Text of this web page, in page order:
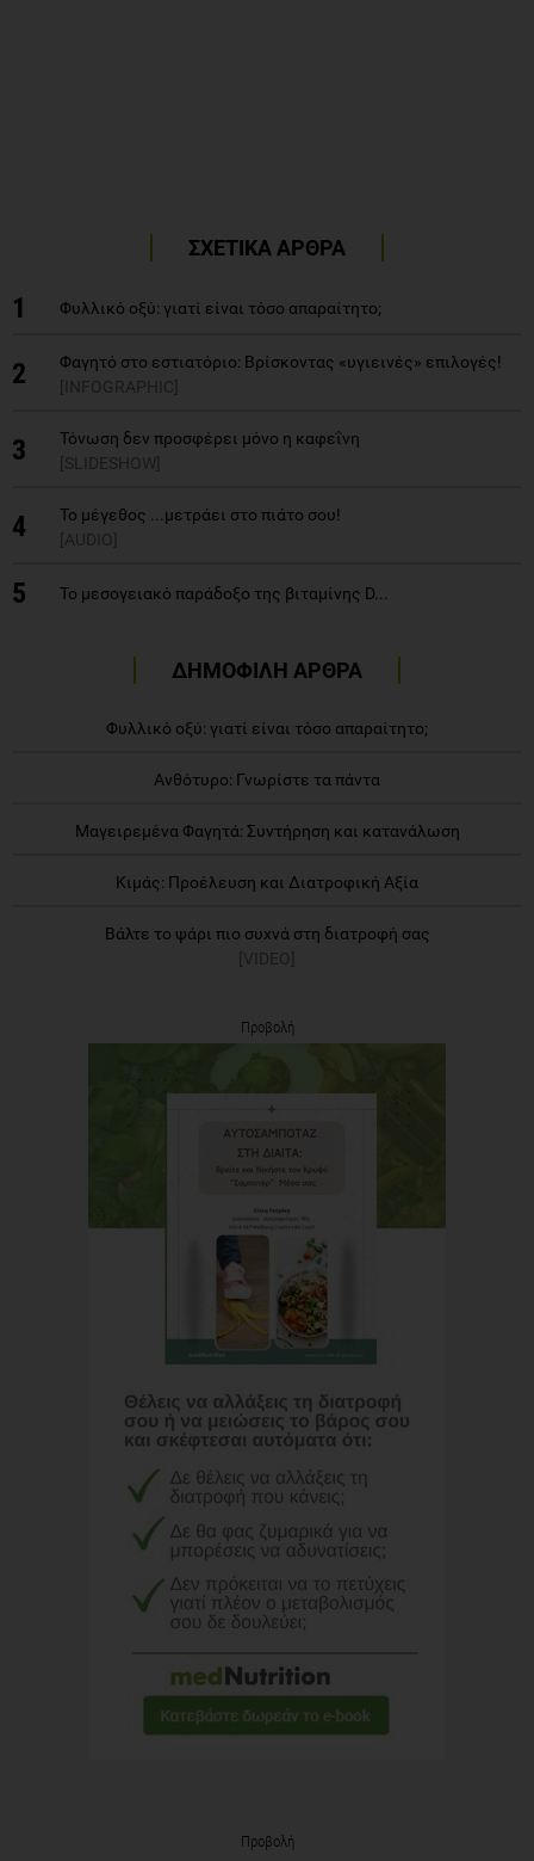
ΣΧΕΤΙΚΑ ΑΡΘΡΑ
1 Φυλλικό οξύ: γιατί είναι τόσο απαραίτητο;
2
Φαγητό στο εστιατόριο: Βρίσκοντας «υγιεινές» επιλογές!
[INFOGRAPHIC]
3
Τόνωση δεν προσφέρει μόνο η καφεΐνη
[SLIDESHOW]
4
Το μέγεθος ...μετράει στο πιάτο σου!
[AUDIO]
5 Το μεσογειακό παράδοξο της βιταμίνης D...
ΔΗΜΟΦΙΛΗ ΑΡΘΡΑ
Φυλλικό οξύ: γιατί είναι τόσο απαραίτητο;
Ανθότυρο: Γνωρίστε τα πάντα
Μαγειρεμένα Φαγητά: Συντήρηση και κατανάλωση
Κιμάς: Προέλευση και Διατροφική Αξία
Βάλτε το ψάρι πιο συχνά στη διατροφή σας
[VIDEO]
Προβολή
Προβολή